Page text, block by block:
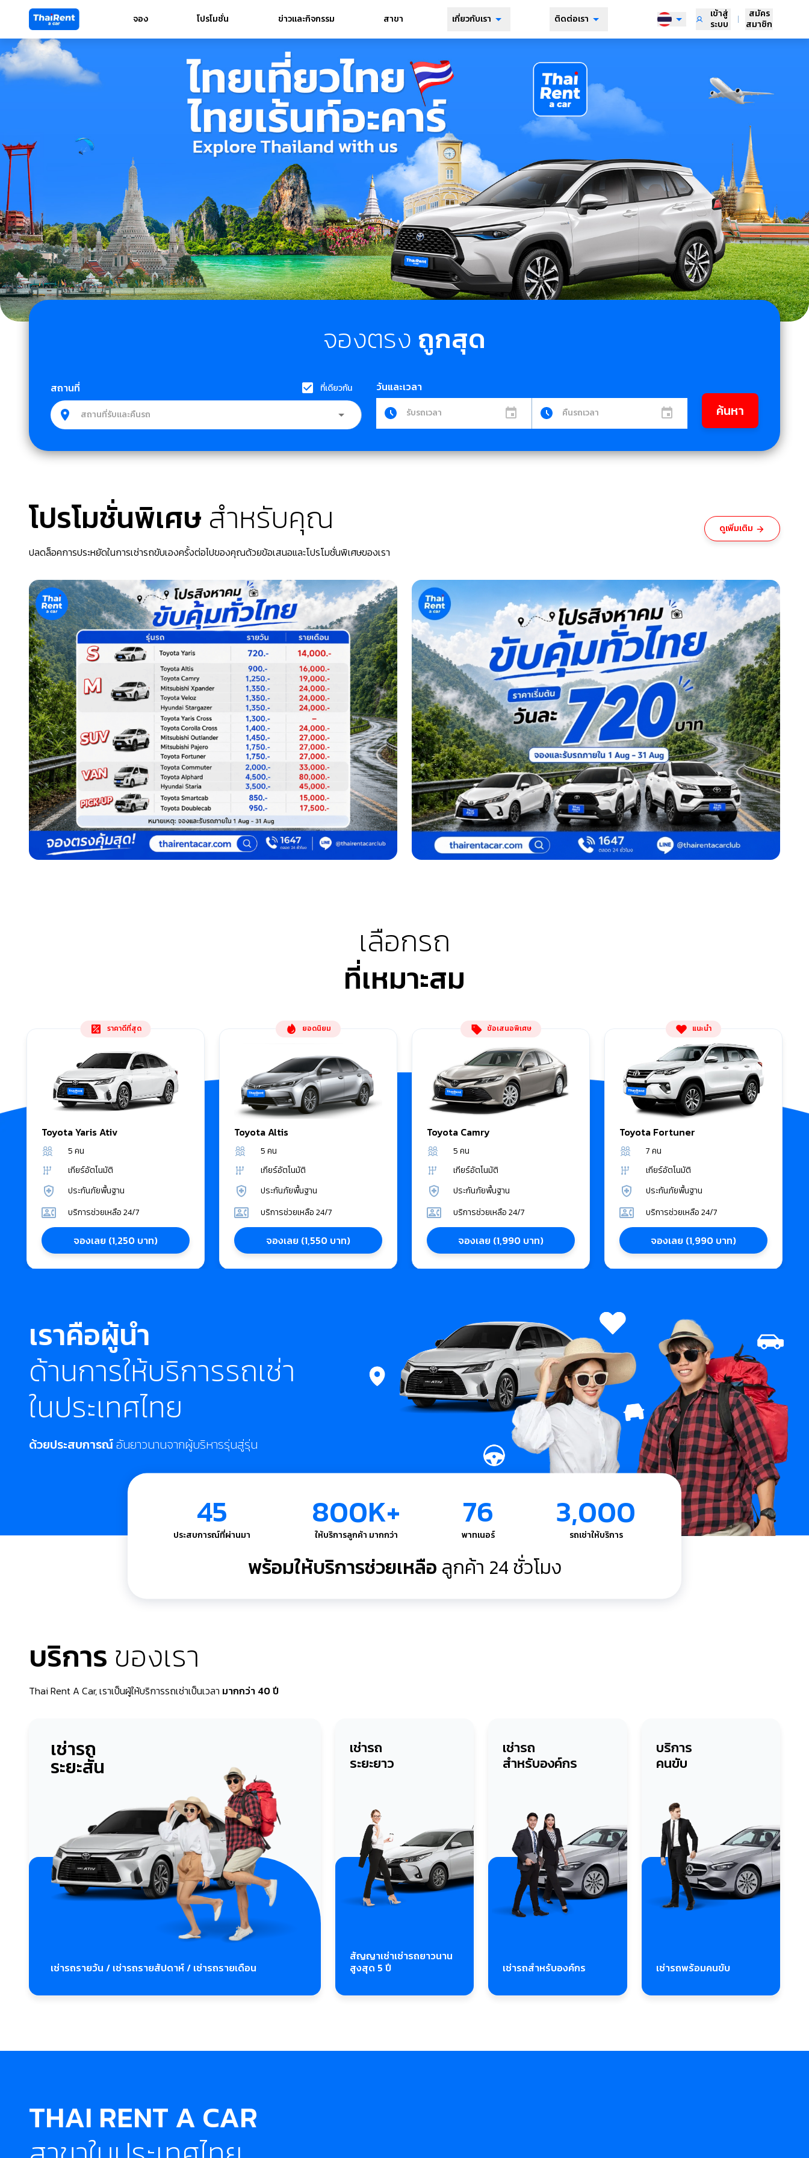
จอง โปรโมชั่น ข่าวและกิจกรรม สาขา
เกี่ยวกับเรา
สำหรับ
องค์กร
บริการคน
ขับ
ติดต่อเรา
ร่วมงาน
กับเรา
TH
เข้าสู่
ระบบ
สมัคร
สมาชิก
จองตรง ถูกสุด
สถานที่ ที่เดียวกัน วันและเวลา
รับรถเวลา คืนรถเวลา ค้นหา
โปรโมชั่นพิเศษสำหรับคุณ
ปลดล็อคการประหยัดในการเช่ารถขับเองครั้งต่อไปของคุณด้วยข้อเสนอและโปรโมชั่นพิเศษของเรา
ดูเพิ่มเติม
เลือกรถ
ที่เหมาะสม
ราคาดีที่สุด
ToyotaYaris Ativ
5คน
เกียร์อัตโนมัติ
ประกันภัยพื้นฐาน
บริการช่วยเหลือ 24/7
จองเลย (1,250 บาท)
ยอดนิยม
ToyotaAltis
5คน
เกียร์อัตโนมัติ
ประกันภัยพื้นฐาน
บริการช่วยเหลือ 24/7
จองเลย (1,550 บาท)
ข้อเสนอพิเศษ
Toyota Camry
5คน
เกียร์อัตโนมัติ
ประกันภัยพื้นฐาน
บริการช่วยเหลือ 24/7
จองเลย (1,990 บาท)
แนะนำ
Toyota Fortuner
7คน
เกียร์อัตโนมัติ
ประกันภัยพื้นฐาน
บริการช่วยเหลือ 24/7
จองเลย (1,990 บาท)
เราคือผู้นำ
ด้านการให้บริการรถเช่า
ในประเทศไทย
ด้วยประสบการณ์อันยาวนานจากผู้บริหารรุ่นสู่รุ่น
45
ประสบการณ์ที่ผ่านมา
800K+
ให้บริการลูกค้า มากกว่า
76
พาทเนอร์
3,000
รถเช่าให้บริการ
พร้อมให้บริการช่วยเหลือ ลูกค้า 24 ชั่วโมง
บริการ ของเรา
Thai Rent A Car, เราเป็นผู้ให้บริการรถเช่าเป็นเวลา มากกว่า 40 ปี
เช่ารถ
ระยะสั้น
เช่ารถรายวัน / เช่ารถรายสัปดาห์ / เช่ารถรายเดือน
เช่ารถ
ระยะยาว
สัญญาเช่าเช่ารถยาวนาน
สูงสุด 5 ปี
เช่ารถ
สำหรับองค์กร
เช่ารถสำหรับองค์กร
บริการ
คนขับ
เช่ารถพร้อมคนขับ
THAI RENT A CAR